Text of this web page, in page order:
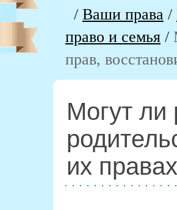
/ Ваши права /
право и семья /
прав,
Могут
их